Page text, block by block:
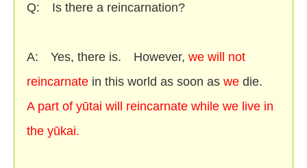
Q: Is there a reincarnation?
A: Yes, there is. However, we will not
reincarnate in this world as soon as we die.
A part of yūtai will reincarnate while we live in
the yūkai.